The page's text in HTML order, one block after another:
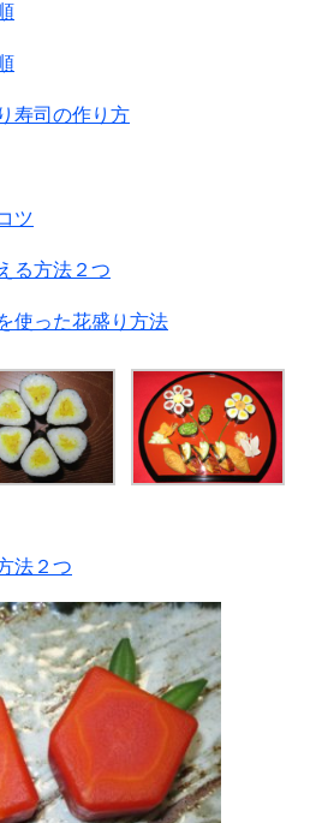
寿司の作り方
ツ
る方法２つ
使った花盛り方法
法２つ